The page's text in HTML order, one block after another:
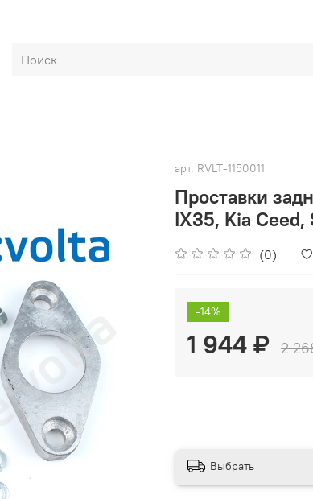
арт. RVLT-1150011
Проставки
IX35, Kia Ceed,
(0)
-14%
1 944 ₽ 2
Выбрать